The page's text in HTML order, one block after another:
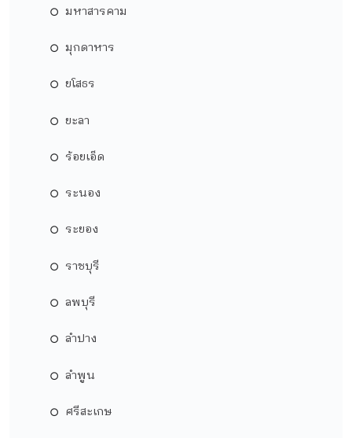
มหาสารคาม
มุกดาหาร
ยโสธร
ยะลา
ร้อยเอ็ด
ระนอง
ระยอง
ราชบุรี
ลพบุรี
ลำปาง
ลำพูน
ศรีสะเกษ